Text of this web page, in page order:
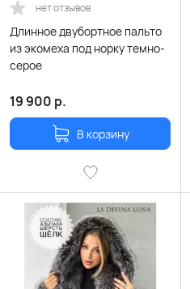
нет отзывов
Длинное двубортное пальто
из экомеха под норку темно-
серое
19 900 р.
В корзину